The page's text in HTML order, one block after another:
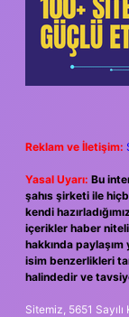
Reklam ve İletişim:
Yasal Uyarı: Bu
şahıs şirketi ile
kendi
içerikler haber
hakkında
isim benzerlikleri
halindedir ve
Sitemiz, 5651